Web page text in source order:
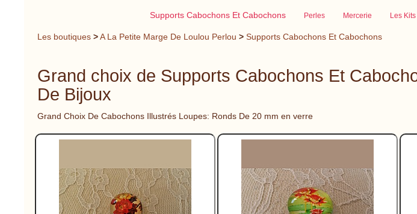
Supports Cabochons Et Cabochons Perles Mercerie Les Kits
Les boutiques >A La Petite Marge De Loulou Perlou > Supports Cabochons Et Cabochons
Grand choix de Supports Cabochons Et
De Bijoux
Grand Choix De Cabochons Illustrés Loupes: Ronds De 20 mm en verre